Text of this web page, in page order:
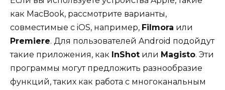
как MacBook, рассмотрите варианты,
совместимые с iOS, например, Filmora или
Premiere. Для пользователей Android подойдут
такие приложения, как InShot или Magisto. Эти
программы могут предложить разнообразие
функций, таких как работа с многоканальным